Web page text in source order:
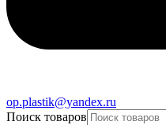
op.plastik@yandex.ru
Поиск товаров